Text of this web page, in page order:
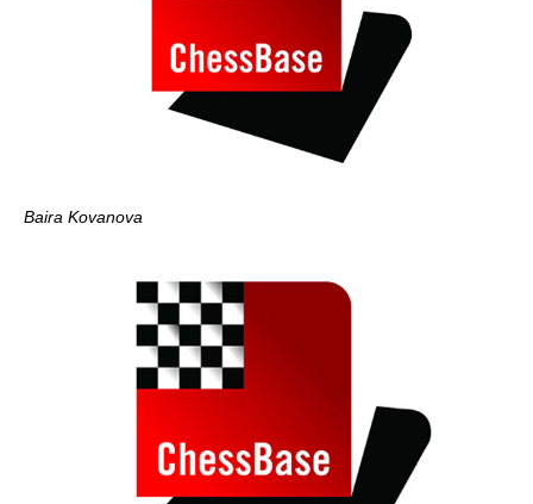
Baira Kovanova